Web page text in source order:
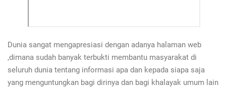
Dunia sangat mengapresiasi dengan adanya halaman web
,dimana sudah banyak terbukti membantu masyarakat di
seluruh dunia tentang informasi apa dan kepada siapa saja
yang menguntungkan bagi dirinya dan bagi khalayak umum lain